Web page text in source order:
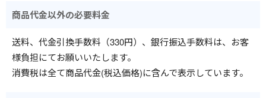
商品代金以外の必要料金
送料、代金引換手数料（330円）、銀行振込手数料は、お客
様負担にてお願いいたします。
消費税は全て商品代金(税込価格)に含んで表示しています。